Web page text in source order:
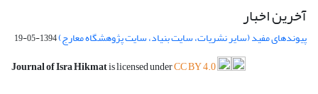
آخرین اخبار
پیوندهای مفید (سایر نشریات، سایت بنیاد، سایت پژوهشگاه معارج)1394-05-19
Journal of Isra Hikmatis licensed underCC BY 4.0